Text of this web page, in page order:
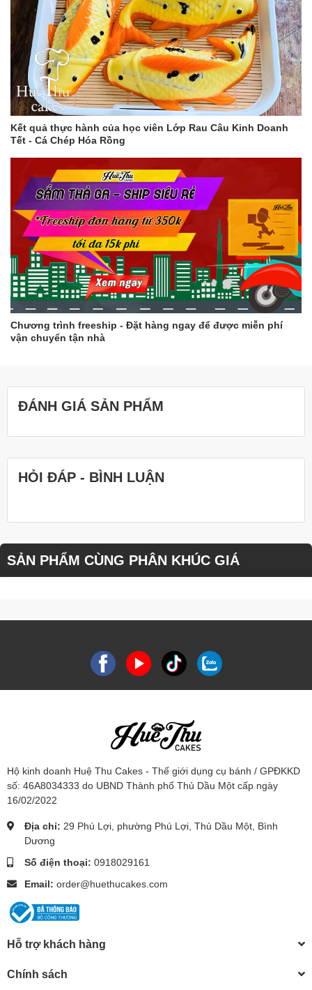
Kết quả thực hành của học viên Lớp Rau Câu Kinh Doanh
Tết - Cá Chép Hóa Rồng
Chương trình freeship - Đặt hàng ngay để được miễn phí
vận chuyển tận nhà
ĐÁNH GIÁ SẢN PHẨM
HỎI ĐÁP - BÌNH LUẬN
SẢN PHẨM CÙNG PHÂN KHÚC GIÁ
Hộ kinh doanh Huệ Thu Cakes - Thế giới dụng cụ bánh / GPĐKKD
số: 46A8034333 do UBND Thành phố Thủ Dầu Một cấp ngày
16/02/2022
Địa chỉ: 29 Phú Lợi, phường Phú Lợi, Thủ Dầu Một, Bình
Dương
Số điện thoại: 0918029161
Email: order@huethucakes.com
Hỗ trợ khách hàng
Chính sách